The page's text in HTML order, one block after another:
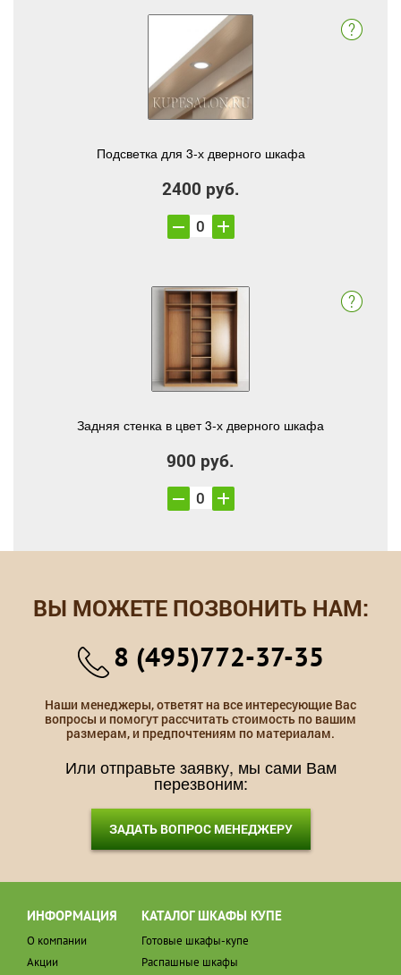
Подсветка для 3-х дверного шкафа
2400 руб.
Задняя стенка в цвет 3-х дверного шкафа
900 руб.
ВЫ МОЖЕТЕ ПОЗВОНИТЬ НАМ:
8 (495)772-37-35
Наши менеджеры, ответят на все интересующие Вас
вопросы и помогут рассчитать стоимость по вашим
размерам, и предпочтениям по материалам.
Или отправьте заявку, мы сами Вам
перезвоним:
ЗАДАТЬ ВОПРОС МЕНЕДЖЕРУ
ИНФОРМАЦИЯ
О компании
Акции
КАТАЛОГ ШКАФЫ КУПЕ
Готовые шкафы-купе
Распашные шкафы